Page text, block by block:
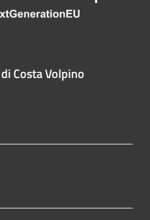
Costa Volpino